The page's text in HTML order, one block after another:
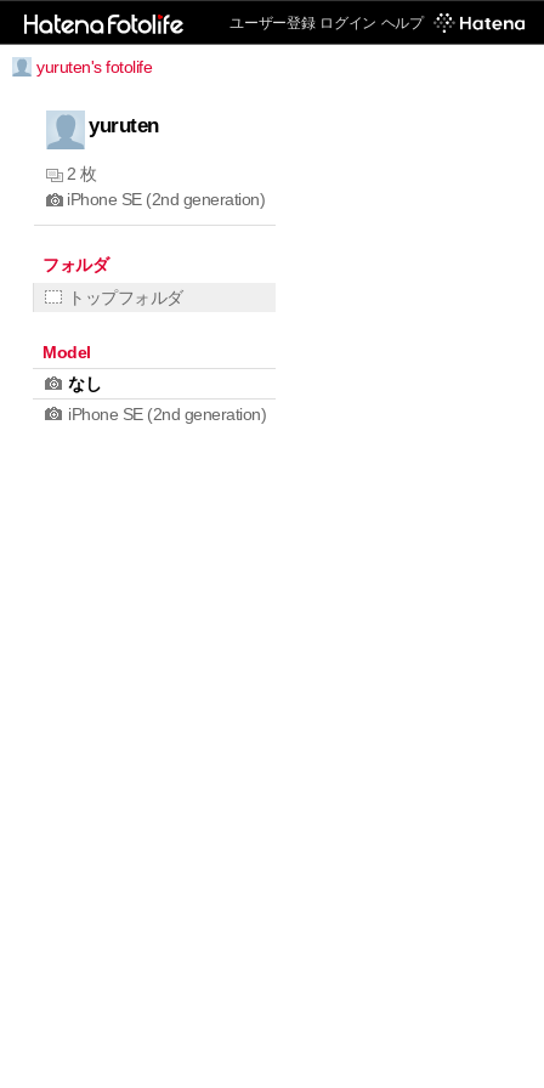
ユーザー登録 ログイン ヘルプ
yuruten's fotolife
yuruten
2 枚
iPhone SE (2nd generation)
フォルダ
トップフォルダ
Model
なし
iPhone SE (2nd generation)